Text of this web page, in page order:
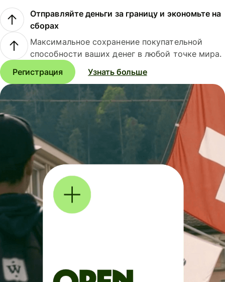
Отправляйте деньги за границу и экономьте на
сборах
Максимальное сохранение покупательной
способности ваших денег в любой точке мира.
Регистрация
Узнать больше